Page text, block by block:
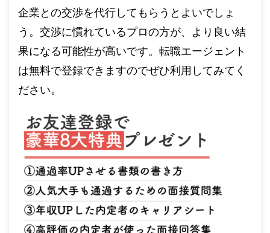
企業との交渉を代行してもらうとよいでしょ
う。交渉に慣れているプロの方が、より良い結
果になる可能性が高いです。転職エージェント
は無料で登録できますのでぜひ利用してみてく
ださい。